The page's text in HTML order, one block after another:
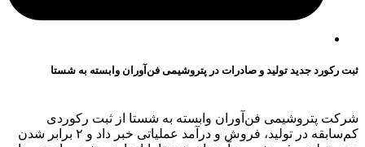
ثبت رکورد جدید تولید و صادرات در پتروشیمی فن‌آوران وابسته به شستا
شرکت پتروشیمی فن‌آوران وابسته به شستا از ثبت رکوردی
کم‌سابقه در تولید، فروش و درآمد عملیاتی خبر داد و ۲ برابر شدن